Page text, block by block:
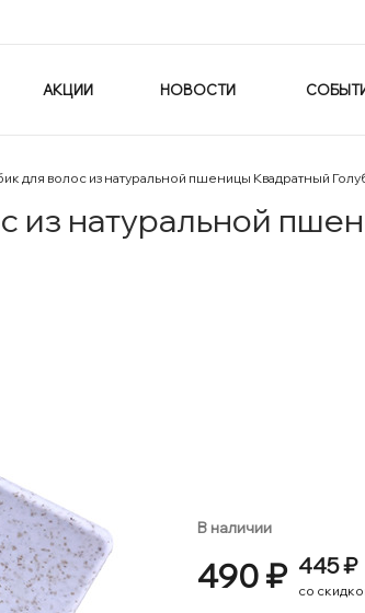
АКЦИИ НОВОСТИ
для волос из натуральной пшеницы Квадратный
из натуральной
В наличии
490 ₽ 445 ₽
со